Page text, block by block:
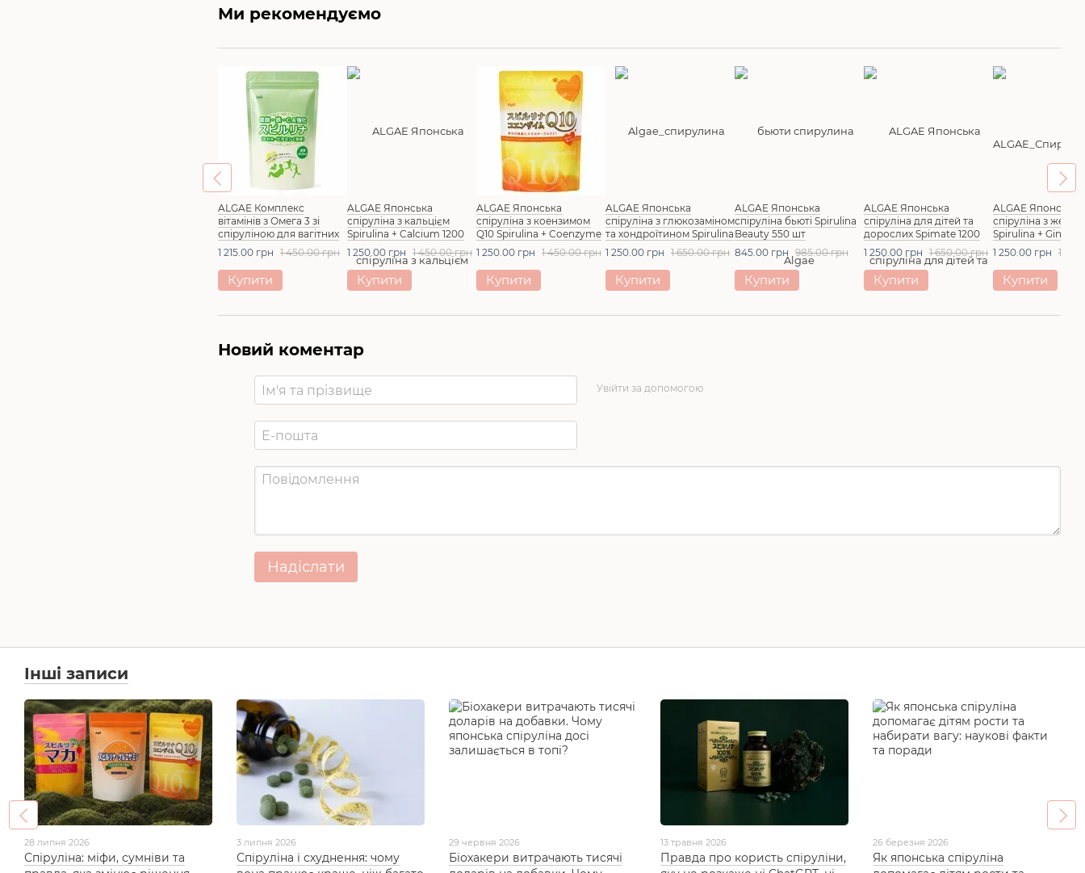
Ми рекомендуємо
ALGAE Комплекс
вітамінів з Омега 3 зі
спіруліною для вагітних
та годуючих 1200шт
1 215.00 грн 1 450.00 грн
Купити
ALGAE Японська
спіруліна з кальцієм
Spirulina + Calcium 1200
шт
1 250.00 грн 1 450.00 грн
Купити
ALGAE Японська
спіруліна з коензимом
Q10 Spirulina + Coenzyme
Q10 1200 шт
1 250.00 грн 1 450.00 грн
Купити
ALGAE Японська
спіруліна з глюкозаміном
та хондроїтином Spirulina
Glucosamine Chondroitin
1200 шт
1 250.00 грн 1 650.00 грн
Купити
ALGAE Японська
спіруліна бьюті Spirulina
Beauty 550 шт
845.00 грн 985.00 грн
Купити
ALGAE Японська
спіруліна для дітей та
дорослих Spimate 1200
шт
1 250.00 грн 1 650.00 грн
Купити
ALGAE Японська
спіруліна з
Spirulina +
шт
1 250.00 грн 1
Купити
Новий коментар
Увійти за допомогою
Надіслати
Інші записи
28 липня 2026
Спіруліна: міфи, сумніви та
3 липня 2026
Спіруліна і схуднення: чому
29 червня 2026
Біохакери витрачають тисячі
13 травня 2026
Правда про користь спіруліни,
26 березня 2026
Як японська спіруліна